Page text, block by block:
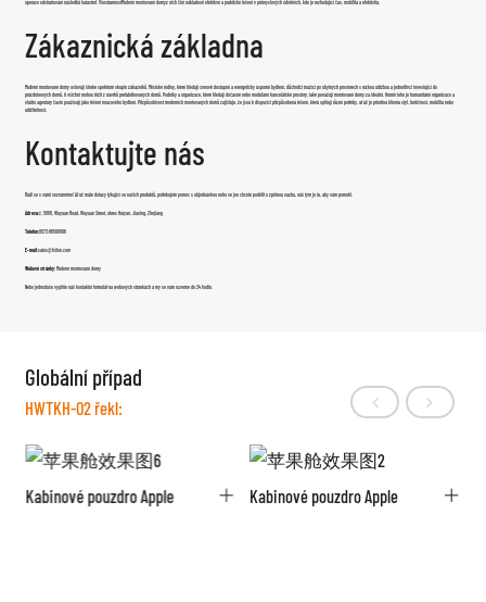
operace odstraňování následků katastrof. VšestrannostModerní montované domyz nich činí nákladově efektivní a praktické řešení v průmyslových odvětvích, kde je rozhodující čas, mobilita a efektivita.
Zákaznická základna
Moderní montované domy oslovují široké spektrum skupin zákazníků. Městské rodiny, které hledají cenově dostupné a energeticky úsporné bydlení, důchodci toužící po obytných prostorech s nízkou údržbou a jednotlivci investující do
prázdninových domů, ti všichni mohou těžit z návrhů prefabrikovaných domů. Podniky a organizace, které hledají dočasné nebo modulární kancelářské prostory, také považují montované domy za ideální. Kromě toho je humanitární organizace a
vládní agentury často používají jako řešení nouzového bydlení. Přizpůsobivost moderních montovaných domů zajišťuje, že jsou k dispozici přizpůsobená řešení, která splňují různé potřeby, ať už je prioritou klienta styl, funkčnost, mobilita nebo
udržitelnost.
Kontaktujte nás
Rádi se s vámi seznámíme! Ať už máte dotazy týkající se našich produktů, potřebujete pomoc s objednávkou nebo se jen chcete podělit o zpětnou vazbu, náš tým je tu, aby vám pomohl.
Adresa:č. 5888, Wuyuan Road, Wuyuan Street, okres Haiyan, Jiaxing, Zhejiang
Telefon: 0573-86598806
E-mail:sales@fsilon.com
Webové stránky: Moderní montované domy
Nebo jednoduše vyplňte náš kontaktní formulář na webových stránkách a my se vám ozveme do 24 hodin.
Globální případ
HWTKH-02 řekl:
Kabinové pouzdro Apple Kabinové pouzdro Apple